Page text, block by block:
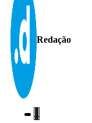
Redação